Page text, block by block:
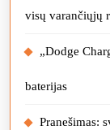
visų varančiųjų
„Dodge
baterijas
Pranešimas: